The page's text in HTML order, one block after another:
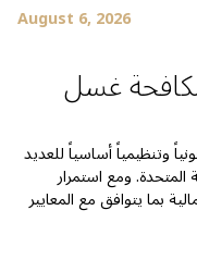
August 6, 2026
غسل
وتنظيمياً أساسياً للعديد
المتحدة. ومع استمرار
بما يتوافق مع المعايير